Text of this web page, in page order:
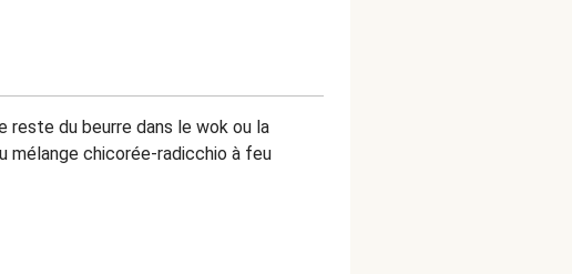
du beurre dans le wok ou la
chicorée-radicchio à feu